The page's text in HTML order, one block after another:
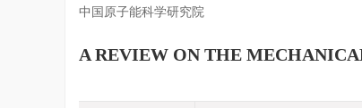
中国原子能科学研究院
A REVIEW ON THE